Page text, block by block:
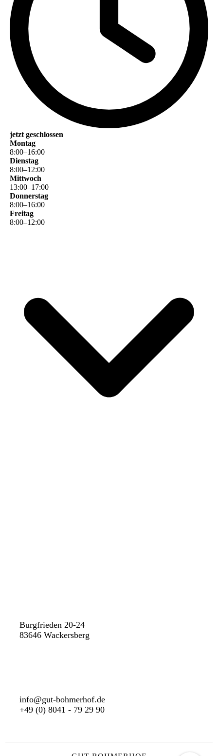
jetzt geschlossen
Montag
8:00–16:00
Dienstag
8:00–12:00
Mittwoch
13:00–17:00
Donnerstag
8:00–16:00
Freitag
8:00–12:00
Burgfrieden 20-24
83646 Wackersberg
info@gut-bohmerhof.de
+49 (0) 8041 - 79 29 90